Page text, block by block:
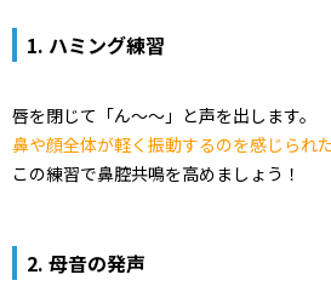
1. ハミング練習
唇を閉じて「ん〜〜」と声を出します。
鼻や顔全体が軽く振動するのを感じられ
この練習で鼻腔共鳴を高めましょう！
2. 母音の発声